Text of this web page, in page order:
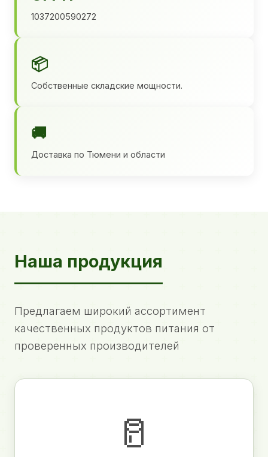
1037200590272
📦
Собственные складские мощности.
🚚
Доставка по Тюмени и области
Наша продукция
Предлагаем широкий ассортимент
качественных продуктов питания от
проверенных производителей
🥛